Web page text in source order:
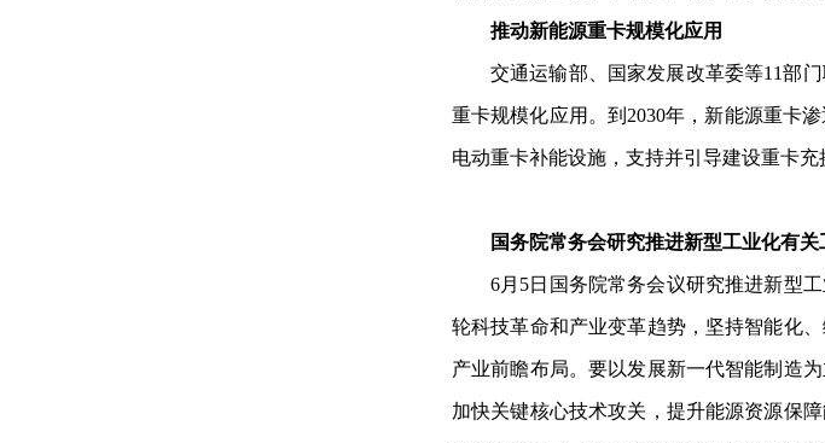
推动新能源重卡规模化应用
交通运输部、国家发展改革委等11部
重卡规模化应用。到2030年，新能源重卡
电动重卡补能设施，支持并引导建设重卡充
国务院常务会研究推进新型工业化有关
6月5日国务院常务会议研究推进新型
轮科技革命和产业变革趋势，坚持智能化
产业前瞻布局。要以发展新一代智能制造
加快关键核心技术攻关，提升能源资源保